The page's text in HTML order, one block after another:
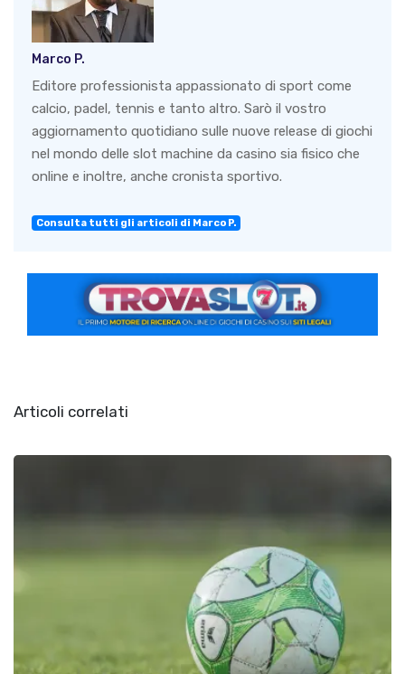
Marco P.
Editore professionista appassionato di sport come
calcio, padel, tennis e tanto altro. Sarò il vostro
aggiornamento quotidiano sulle nuove release di giochi
nel mondo delle slot machine da casino sia fisico che
online e inoltre, anche cronista sportivo.
Consulta tutti gli articoli di Marco P.
Articoli correlati